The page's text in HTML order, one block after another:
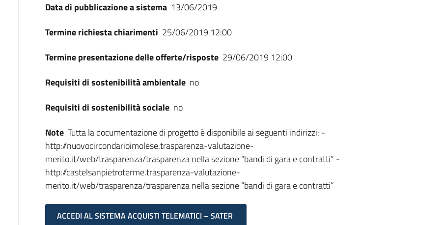
Data di pubblicazione a sistema 13/06/2019
Termine richiesta chiarimenti 25/06/2019 12:00
Termine presentazione delle offerte/risposte 29/06/2019 12:00
Requisiti di sostenibilità ambientale no
Requisiti di sostenibilità sociale no
Note Tutta la documentazione di progetto è disponibile ai seguenti indirizzi: -
http://nuovocircondarioimolese.trasparenza-valutazione-
merito.it/web/trasparenza/trasparenza nella sezione “bandi di gara e contratti” -
http://castelsanpietroterme.trasparenza-valutazione-
merito.it/web/trasparenza/trasparenza nella sezione “bandi di gara e contratti”
ACCEDI AL SISTEMA ACQUISTI TELEMATICI – SATER